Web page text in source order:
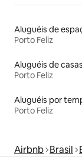
Porto Feliz
Aluguéis de
Porto Feliz
Porto Feliz
Airbnb Brasil